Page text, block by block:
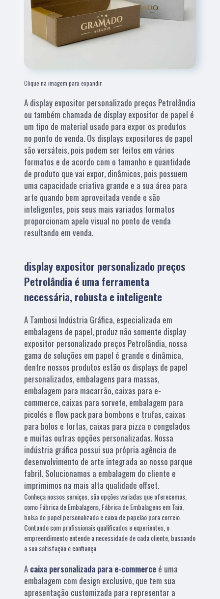
Clique na imagem para expandir
A display expositor personalizado preços Petrolândia
ou também chamada de display expositor de papel é
um tipo de material usado para expor os produtos
no ponto de venda. Os displays expositores de papel
são versáteis, pois podem ser feitos em vários
formatos e de acordo com o tamanho e quantidade
de produto que vai expor, dinâmicos, pois possuem
uma capacidade criativa grande e a sua área para
arte quando bem aproveitada vende e são
inteligentes, pois seus mais variados formatos
proporcionam apelo visual no ponto de venda
resultando em venda.
display expositor personalizado preços
Petrolândia é uma ferramenta
necessária, robusta e inteligente
A Tambosi Indústria Gráfica, especializada em
embalagens de papel, produz não somente display
expositor personalizado preços Petrolândia, nossa
gama de soluções em papel é grande e dinâmica,
dentre nossos produtos estão os displays de papel
personalizados, embalagens para massas,
embalagem para macarrão, caixas para e-
commerce, caixas para sorvete, embalagem para
picolés e flow pack para bombons e trufas, caixas
para bolos e tortas, caixas para pizza e congelados
e muitas outras opções personalizadas. Nossa
indústria gráfica possui sua própria agência de
desenvolvimento de arte integrada ao nosso parque
fabril. Solucionamos a embalagem do cliente e
imprimimos na mais alta qualidade offset.
Conheça nossos serviços, são opções variadas que oferecemos,
como Fábrica de Embalagens, Fábrica de Embalagens em Taió,
bolsa de papel personalizada e caixa de papelão para correio.
Contando com profissionais qualificados e experientes, o
empreendimento entende a necessidade de cada cliente, buscando
a sua satisfação e confiança.
A caixa personalizada para e-commerce é uma
embalagem com design exclusivo, que tem sua
apresentação customizada para representar a